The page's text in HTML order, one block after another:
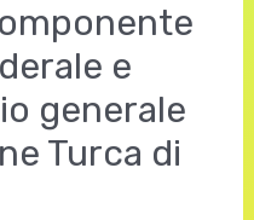
e
generale
Turca di